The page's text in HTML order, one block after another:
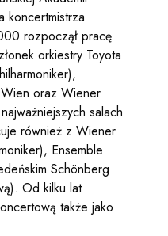
koncertmistrza
rozpoczął pracę
orkiestry Toyota
oraz Wiener
salach
również z Wiener
Ensemble
Schönberg
Od kilku lat
także jako